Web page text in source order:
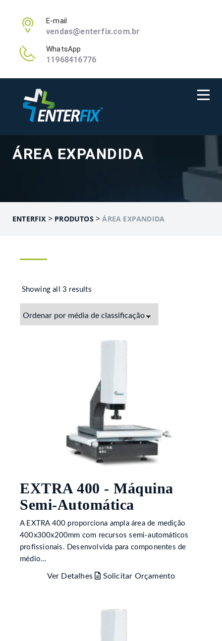
E-mail
vendas@enterfix.com.br
WhatsApp
11968416776
ÁREA EXPANDIDA
ENTERFIX > PRODUTOS >ÁREA EXPANDIDA
Showing all 3 results
EXTRA 400 - Máquina
Semi-Automática
A EXTRA 400 proporciona ampla área de medição
400x300x200mm com recursos semi-automáticos
profissionais. Desenvolvida para componentes de
médio…
Ver Detalhes Solicitar Orçamento